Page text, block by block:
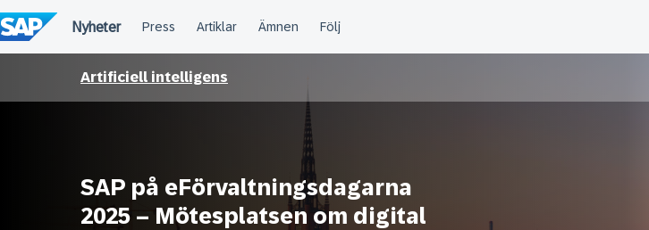
till
innehållet
Artificiell intelligens
SAP på eFörvaltningsdagarna
2025 – Mötesplatsen om digital